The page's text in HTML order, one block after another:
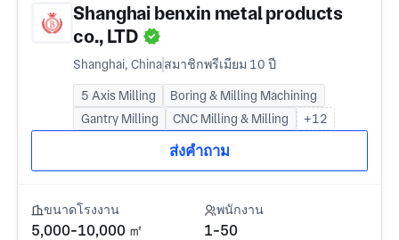
Shanghai benxin metal products
co., LTD
Shanghai, Chinaสมาชิกพรีเมียม 10 ปี
5 Axis Milling
Boring & Milling Machining
Gantry Milling
CNC Milling & Milling +12
ส่งคำถาม
ขนาดโรงงาน
5,000-10,000 ㎡
พนักงาน
1-50